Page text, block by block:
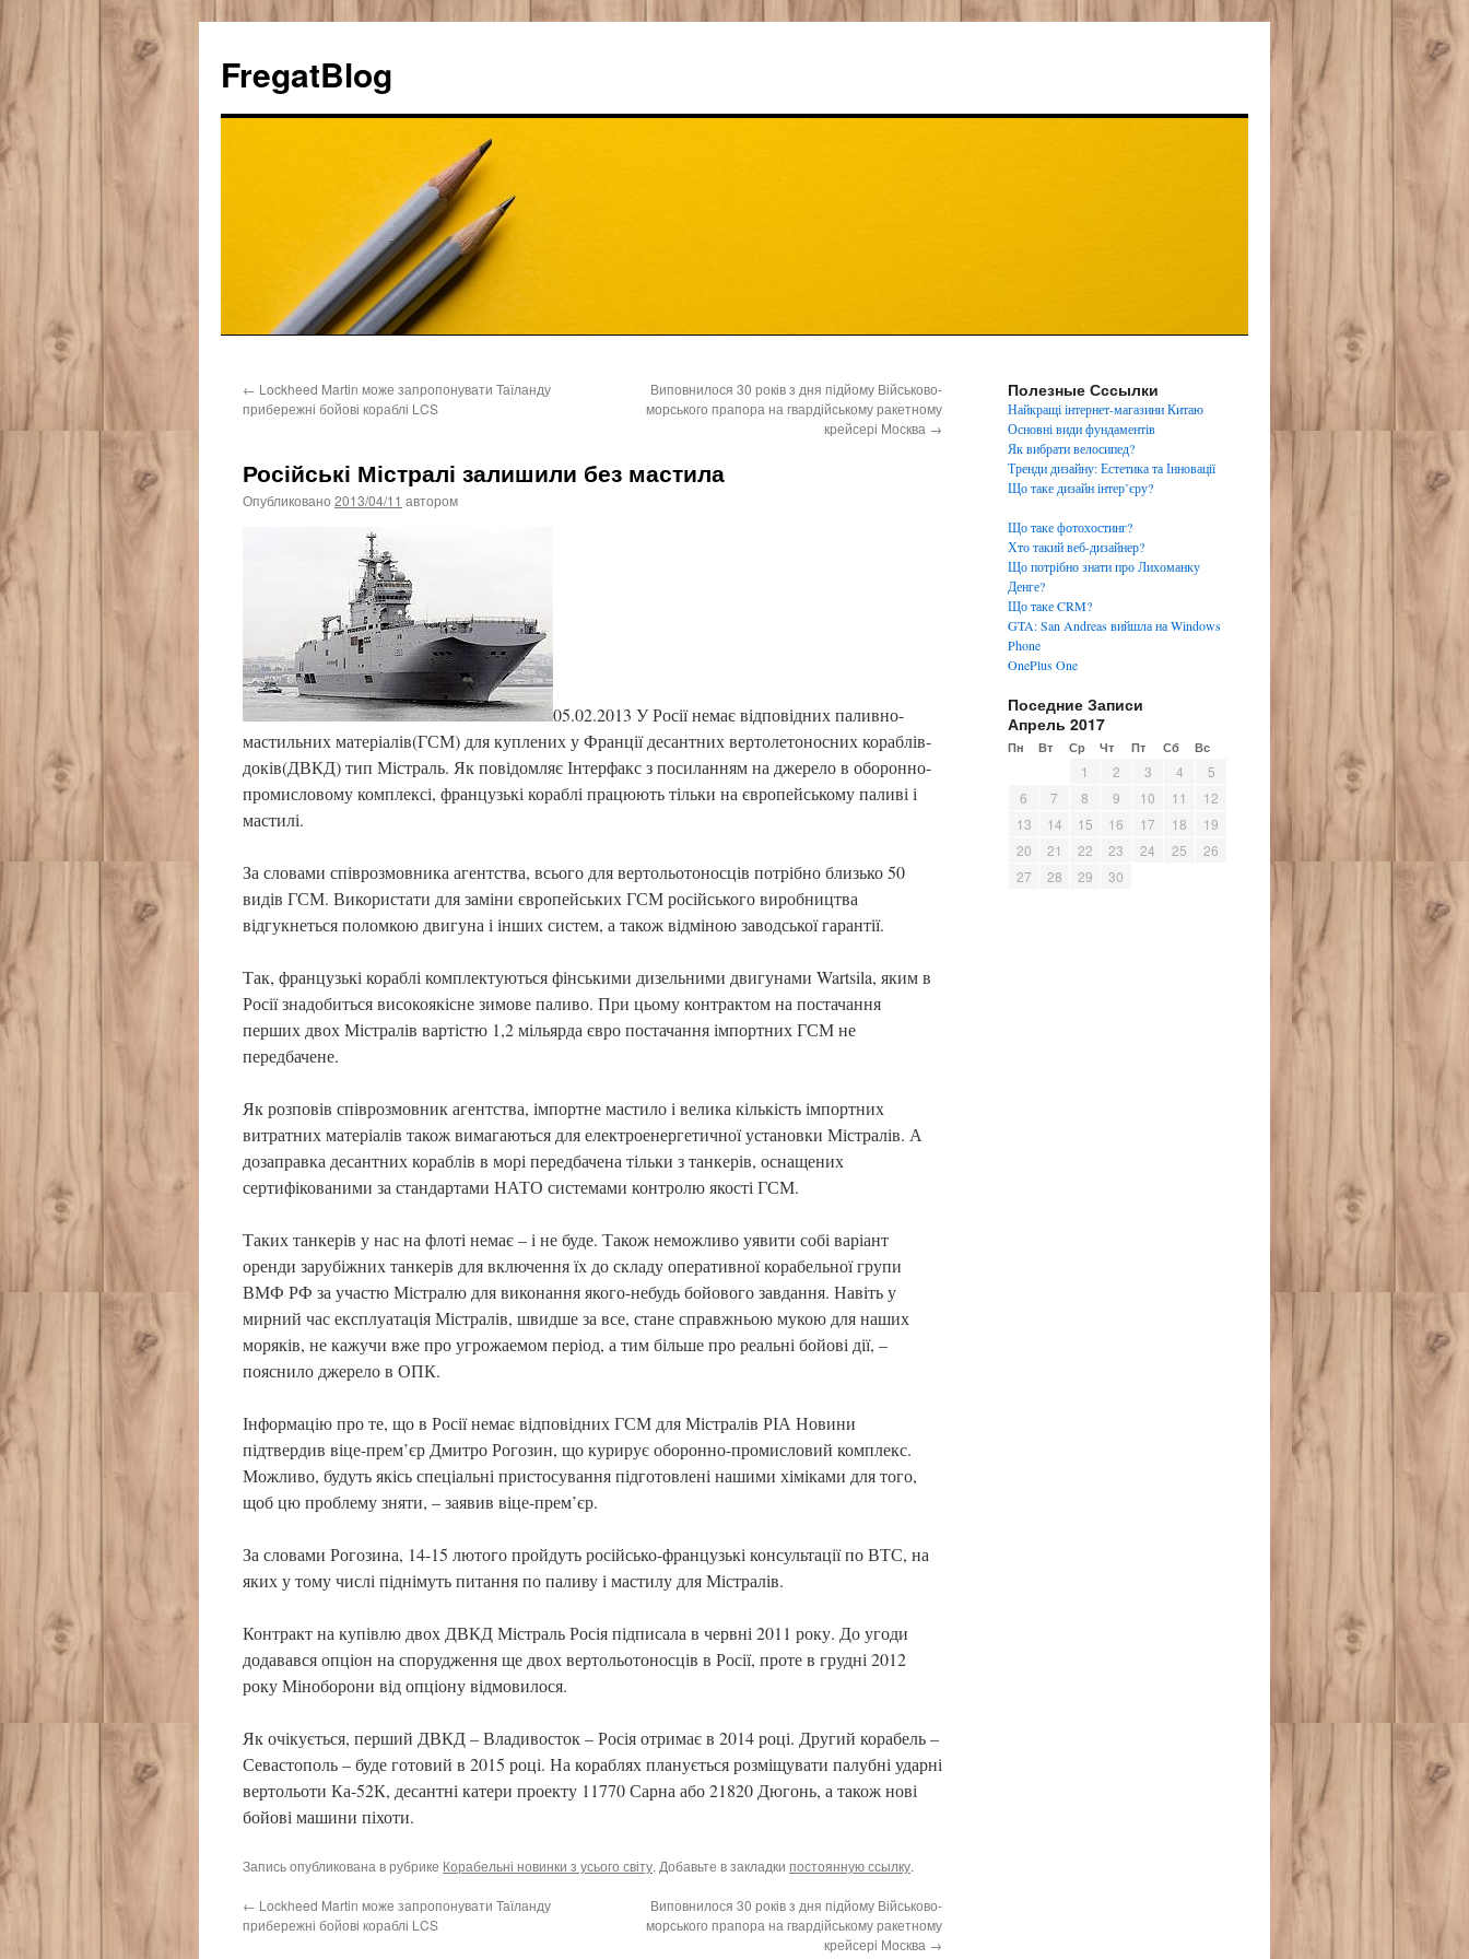
FregatBlog
← Lockheed Martin може запропонувати Таїланду
прибережні бойові кораблі LCS
Виповнилося 30 років з дня підйому Військово-
морського прапора на гвардійському ракетному
крейсері Москва →
Російські Містралі залишили без мастила
Опубликовано 2013/04/11 автором
05.02.2013 У Росії немає відповідних паливно-
мастильних матеріалів(ГСМ) для куплених у Франції десантних вертолетоносних кораблів-
доків(ДВКД) тип Містраль. Як повідомляє Інтерфакс з посиланням на джерело в оборонно-
промисловому комплексі, французькі кораблі працюють тільки на європейському паливі і
мастилі.
За словами співрозмовника агентства, всього для вертольотоносців потрібно близько 50
видів ГСМ. Використати для заміни європейських ГСМ російського виробництва
відгукнеться поломкою двигуна і інших систем, а також відміною заводської гарантії.
Так, французькі кораблі комплектуються фінськими дизельними двигунами Wartsila, яким в
Росії знадобиться високоякісне зимове паливо. При цьому контрактом на постачання
перших двох Містралів вартістю 1,2 мільярда євро постачання імпортних ГСМ не
передбачене.
Як розповів співрозмовник агентства, імпортне мастило і велика кількість імпортних
витратних матеріалів також вимагаються для електроенергетичної установки Містралів. А
дозаправка десантних кораблів в морі передбачена тільки з танкерів, оснащених
сертифікованими за стандартами НАТО системами контролю якості ГСМ.
Таких танкерів у нас на флоті немає – і не буде. Також неможливо уявити собі варіант
оренди зарубіжних танкерів для включення їх до складу оперативної корабельної групи
ВМФ РФ за участю Містралю для виконання якого-небудь бойового завдання. Навіть у
мирний час експлуатація Містралів, швидше за все, стане справжньою мукою для наших
моряків, не кажучи вже про угрожаемом період, а тим більше про реальні бойові дії, –
пояснило джерело в ОПК.
Інформацію про те, що в Росії немає відповідних ГСМ для Містралів РІА Новини
підтвердив віце-прем’єр Дмитро Рогозин, що курирує оборонно-промисловий комплекс.
Можливо, будуть якісь спеціальні пристосування підготовлені нашими хіміками для того,
щоб цю проблему зняти, – заявив віце-прем’єр.
За словами Рогозина, 14-15 лютого пройдуть російсько-французькі консультації по ВТС, на
яких у тому числі піднімуть питання по паливу і мастилу для Містралів.
Контракт на купівлю двох ДВКД Містраль Росія підписала в червні 2011 року. До угоди
додавався опціон на спорудження ще двох вертольотоносців в Росії, проте в грудні 2012
року Міноборони від опціону відмовилося.
Як очікується, перший ДВКД – Владивосток – Росія отримає в 2014 році. Другий корабель –
Севастополь – буде готовий в 2015 році. На кораблях планується розміщувати палубні ударні
вертольоти Ка-52К, десантні катери проекту 11770 Сарна або 21820 Дюгонь, а також нові
бойові машини піхоти.
Запись опубликована в рубрике Корабельні новинки з усього світу. Добавьте в закладки постоянную ссылку.
← Lockheed Martin може запропонувати Таїланду
прибережні бойові кораблі LCS
Виповнилося 30 років з дня підйому Військово-
морського прапора на гвардійському ракетному
крейсері Москва →
Полезные Сссылки
Найкращі інтернет-магазини Китаю
Основні види фундаментів
Як вибрати велосипед?
Тренди дизайну: Естетика та Інновації
Що таке дизайн інтер’єру?
Що таке фотохостинг?
Хто такий веб-дизайнер?
Що потрібно знати про Лихоманку
Денге?
Що таке CRM?
GTA: San Andreas вийшла на Windows
Phone
OnePlus One
Поседние Записи
Апрель 2017
Пн Вт Ср Чт Пт Сб Вс
1 2 3 4
5
6
7 8 9 10 11
12
13
14 15 16 17 18
19
20
21 22 23 24 25
26
27
28 29 30